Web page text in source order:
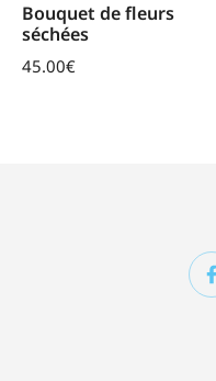
Bouquet de fleurs
séchées
45.00€